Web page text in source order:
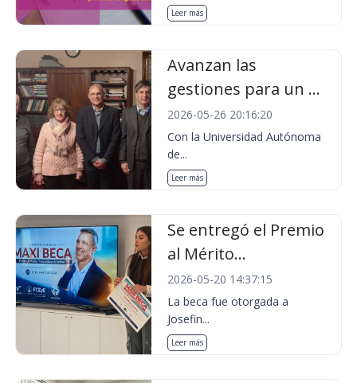
Leer más
Avanzan las
gestiones para un ...
2026-05-26 20:16:20
Con la Universidad Autónoma
de...
Leer más
Se entregó el Premio
al Mérito...
2026-05-20 14:37:15
La beca fue otorgada a
Josefin...
Leer más